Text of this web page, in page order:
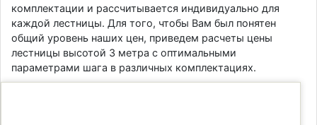
комплектации и рассчитывается индивидуально для
каждой лестницы. Для того, чтобы Вам был понятен
общий уровень наших цен, приведем расчеты цены
лестницы высотой 3 метра с оптимальными
параметрами шага в различных комплектациях.